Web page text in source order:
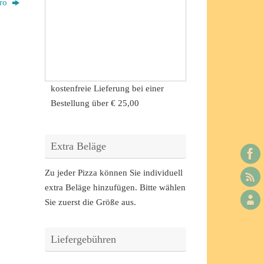
kostenfreie Lieferung bei einer
Bestellung über € 25,00
Extra Beläge
Zu jeder Pizza können Sie individuell
extra Beläge hinzufügen. Bitte wählen
Sie zuerst die Größe aus.
Liefergebühren